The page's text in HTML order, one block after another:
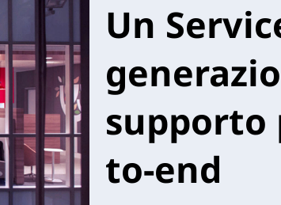
Un
supporto
to-end